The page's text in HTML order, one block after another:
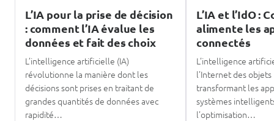
L’IA pour la prise de décision
: comment l’IA évalue les
données et fait des choix
L’intelligence artificielle (IA)
révolutionne la manière dont les
décisions sont prises en traitant de
grandes quantités de données avec
rapidité…
L’IA et l’IdO :
alimente les
connectés
L’intelligence
l’Internet des objets
transformant les
systèmes
l’optimisation…